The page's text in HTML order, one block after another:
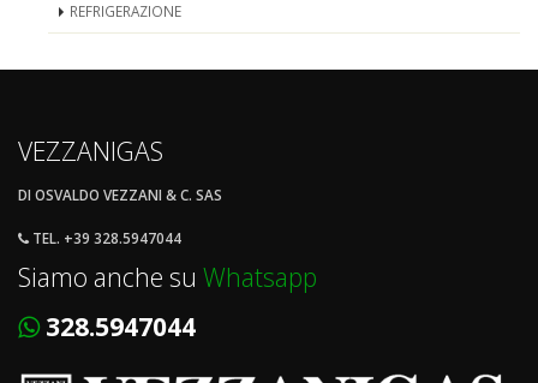
REFRIGERAZIONE
VEZZANIGAS
DI OSVALDO VEZZANI & C. SAS
TEL. +39 328.5947044
Siamo anche su Whatsapp
328.5947044